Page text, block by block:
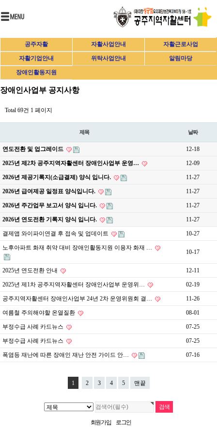
공주자활 자활사업안내 자활근로사업
자활기업안내 위탁사업안내 알림마당
장애인활동지원
장애인사업부 공지사항
Total 69건 1 페이지
제목 날짜
연도전환 및 업그레이드 12-18
2025년 제2차 공주지역자활센터 장애인사업부 운영… 12-09
2026년 제공기록지(소급결제) 양식 입니다. 11-27
2026년 급여제공 일정표 양식입니다. 11-27
2026년 주간업무 보고서 양식 입니다. 11-27
2026년 연도전환 기록지 양식 입니다. 11-27
결제앱 와이파이연결 후 접속 및 업데이트 10-27
노후아파트 화재 취약 대비 장애인활동지원 이용자 화재 …
10-17
2025년 연도전환 안내 12-11
2025년 제1차 공주지역자활센터 장애인사업부 운영위… 02-19
공주지역자활센터 장애인사업부 24년 2차 운영위원회 결… 11-26
여름철 주의해야할 온열질환 08-01
부정수급 사례 카드뉴스 07-25
부정수급 사례 카드뉴스 07-25
폭염등 재난에 따른 장애인 재난 안전 가이드 안… 07-16
1 2 3 4 5 맨끝
회원가입 로그인